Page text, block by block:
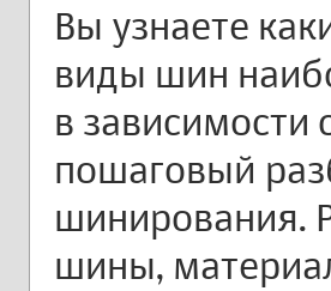
Вы узнаете
виды шин
в зависимости
пошаговый
шинирования.
шины,